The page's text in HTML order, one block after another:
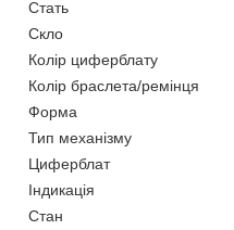
Стать
Скло
Колір циферблату
Колір браслета/ремінця
Форма
Тип механізму
Циферблат
Індикація
Стан